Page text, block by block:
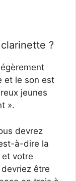
?
et le son est
jeunes
».
devrez
à-dire la
votre
être